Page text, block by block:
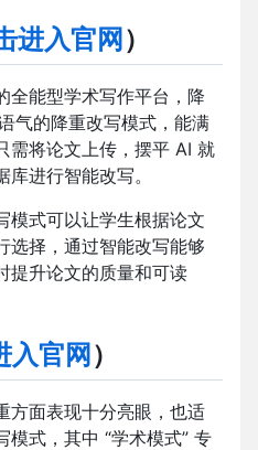
进入官网）
全能型学术写作平台，降
气的降重改写模式，能满
需将论文上传，摆平 AI 就
进行智能改写。
模式可以让学生根据论文
选择，通过智能改写能够
提升论文的质量和可读
入官网 ）
方面表现十分亮眼，也适
模式，其中 “学术模式” 专